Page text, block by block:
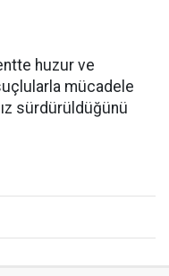
huzur ve
mücadele
sürdürüldüğünü